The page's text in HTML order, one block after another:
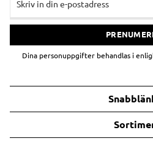
Dina personuppgifter behandlas i